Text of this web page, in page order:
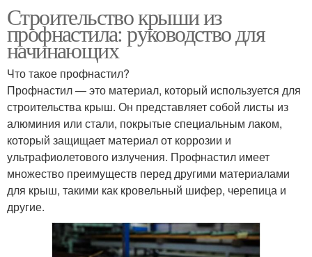
Строительство крыши из
профнастила: руководство для
начинающих
Что такое профнастил?
Профнастил — это материал, который используется для
строительства крыш. Он представляет собой листы из
алюминия или стали, покрытые специальным лаком,
который защищает материал от коррозии и
ультрафиолетового излучения. Профнастил имеет
множество преимуществ перед другими материалами
для крыш, такими как кровельный шифер, черепица и
другие.